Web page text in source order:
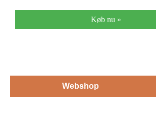
Køb nu »
Webshop